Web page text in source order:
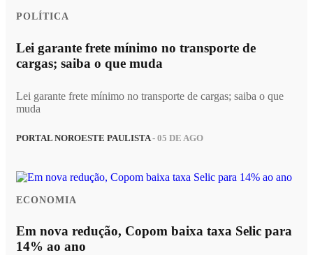
POLÍTICA
Lei garante frete mínimo no transporte de
cargas; saiba o que muda
Lei garante frete mínimo no transporte de cargas; saiba o que
muda
PORTAL NOROESTE PAULISTA- 05 DE AGO
ECONOMIA
Em nova redução, Copom baixa taxa Selic para
14% ao ano